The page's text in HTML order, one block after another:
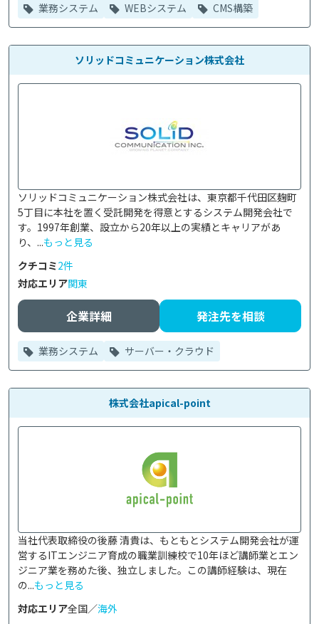
業務システム WEBシステム CMS構築
ソリッドコミュニケーション株式会社
ソリッドコミュニケーション株式会社は、東京都千代田区麹町
5丁目に本社を置く受託開発を得意とするシステム開発会社で
す。1997年創業、設立から20年以上の実績とキャリアがあ
り、...もっと見る
クチコミ2件
対応エリア関東
企業詳細 発注先を相談
業務システム サーバー・クラウド
株式会社apical-point
当社代表取締役の後藤 清貴は、もともとシステム開発会社が運
営するITエンジニア育成の職業訓練校で10年ほど講師業とエン
ジニア業を務めた後、独立しました。この講師経験は、現在
の...もっと見る
対応エリア全国／海外